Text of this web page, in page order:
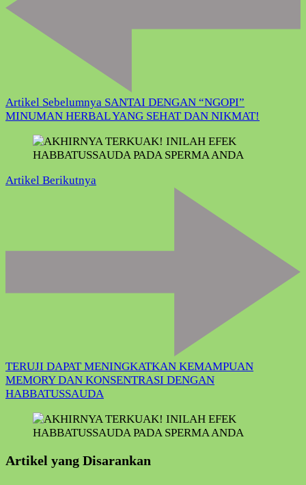
Artikel Sebelumnya SANTAI DENGAN “NGOPI”
MINUMAN HERBAL YANG SEHAT DAN NIKMAT!
Artikel Berikutnya
TERUJI DAPAT MENINGKATKAN KEMAMPUAN
MEMORY DAN KONSENTRASI DENGAN
HABBATUSSAUDA
Artikel yang Disarankan